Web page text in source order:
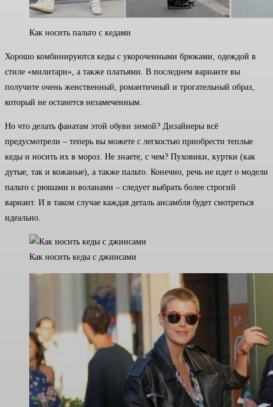
Как носить пальто с кедами
Хорошо комбинируются кеды с укороченными брюками, одеждой в
стиле «милитари», а также платьями. В последнем варианте вы
получите очень женственный, романтичный и трогательный образ,
который не останется незамеченным.
Но что делать фанатам этой обуви зимой? Дизайнеры всё
предусмотрели – теперь вы можете с легкостью приобрести теплые
кеды и носить их в мороз. Не знаете, с чем? Пуховики, куртки (как
дутые, так и кожаные), а также пальто. Конечно, речь не идет о модели
пальто с рюшами и воланами – следует выбрать более строгий
вариант. И в таком случае каждая деталь ансамбля будет смотреться
идеально.
Как носить кеды с джинсами